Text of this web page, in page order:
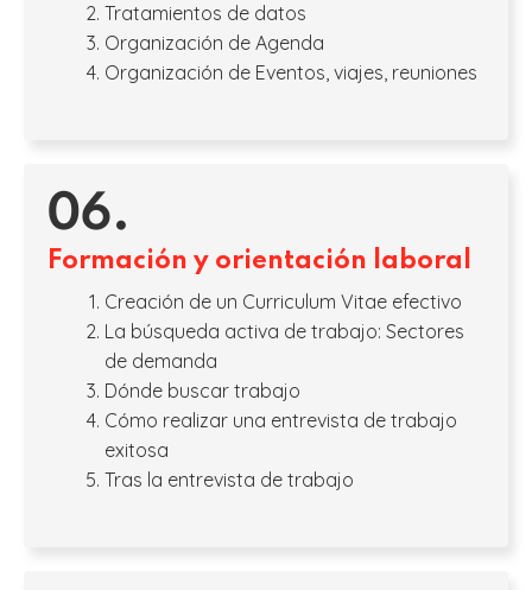
Tratamientos de datos
Organización de Agenda
Organización de Eventos, viajes, reuniones
06.
Formación y orientación laboral
Creación de un Curriculum Vitae efectivo
La búsqueda activa de trabajo: Sectores
de demanda
Dónde buscar trabajo
Cómo realizar una entrevista de trabajo
exitosa
Tras la entrevista de trabajo